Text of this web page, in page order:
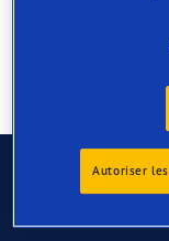
Contactez-nous
Autoriser